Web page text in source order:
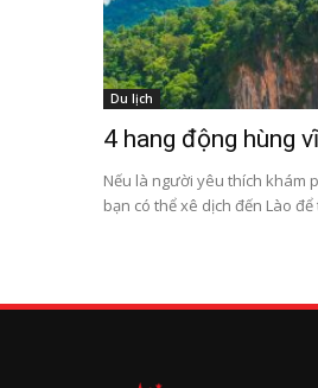
Du lịch
4 hang động hùng
Nếu là người yêu thích khám
bạn có thể xê dịch đến Lào để